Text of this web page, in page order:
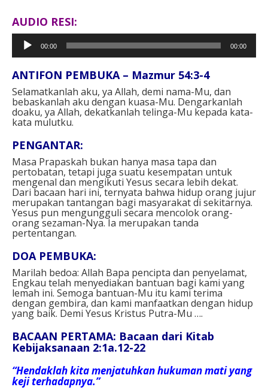
AUDIO RESI:
Pemutar
Audio
00:00 00:00
ANTIFON PEMBUKA – Mazmur 54:3-4
Selamatkanlah aku, ya Allah, demi nama-Mu, dan
bebaskanlah aku dengan kuasa-Mu. Dengarkanlah
doaku, ya Allah, dekatkanlah telinga-Mu kepada kata-
kata mulutku.
PENGANTAR:
Masa Prapaskah bukan hanya masa tapa dan
pertobatan, tetapi juga suatu kesempatan untuk
mengenal dan mengikuti Yesus secara lebih dekat.
Dari bacaan hari ini, ternyata bahwa hidup orang jujur
merupakan tantangan bagi masyarakat di sekitarnya.
Yesus pun mengungguli secara mencolok orang-
orang sezaman-Nya. Ia merupakan tanda
pertentangan.
DOA PEMBUKA:
Marilah bedoa: Allah Bapa pencipta dan penyelamat,
Engkau telah menyediakan bantuan bagi kami yang
lemah ini. Semoga bantuan-Mu itu kami terima
dengan gembira, dan kami manfaatkan dengan hidup
yang baik. Demi Yesus Kristus Putra-Mu ….
BACAAN PERTAMA: Bacaan dari Kitab
Kebijaksanaan 2:1a.12-22
“Hendaklah kita menjatuhkan hukuman mati yang
keji terhadapnya.”